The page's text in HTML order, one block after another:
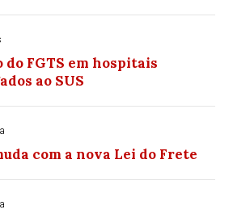
FGTS em hospitais
ao SUS
com a nova Lei do Frete